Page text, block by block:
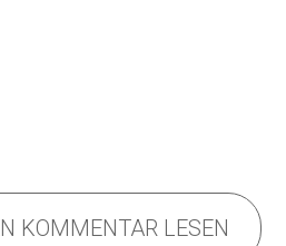
KOMMENTAR LESEN